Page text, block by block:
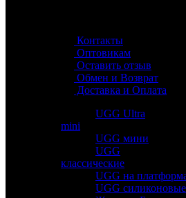
Контакты
Оптовикам
Оставить отзыв
Обмен и Возврат
Доставка и Оплата
UGG Ultra
mini
UGG мини
UGG
классические
UGG на
UGG силиконовые